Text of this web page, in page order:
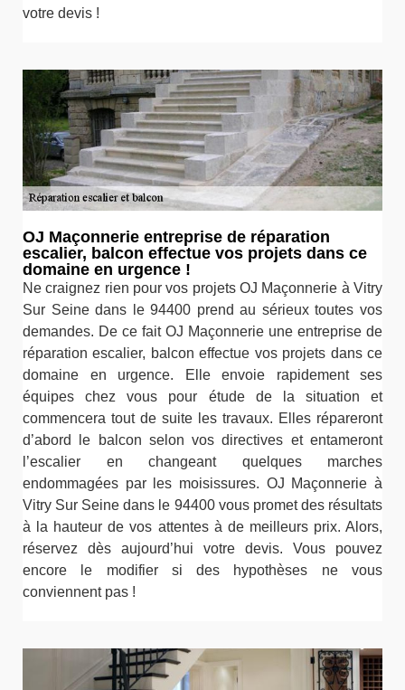
votre devis !
OJ Maçonnerie entreprise de réparation
escalier, balcon effectue vos projets dans ce
domaine en urgence !
Ne craignez rien pour vos projets OJ Maçonnerie à Vitry
Sur Seine dans le 94400 prend au sérieux toutes vos
demandes. De ce fait OJ Maçonnerie une entreprise de
réparation escalier, balcon effectue vos projets dans ce
domaine en urgence. Elle envoie rapidement ses
équipes chez vous pour étude de la situation et
commencera tout de suite les travaux. Elles répareront
d’abord le balcon selon vos directives et entameront
l’escalier en changeant quelques marches
endommagées par les moisissures. OJ Maçonnerie à
Vitry Sur Seine dans le 94400 vous promet des résultats
à la hauteur de vos attentes à de meilleurs prix. Alors,
réservez dès aujourd’hui votre devis. Vous pouvez
encore le modifier si des hypothèses ne vous
conviennent pas !